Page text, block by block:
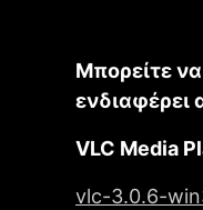
Μπορείτε
VLC Media
vlc-3.0.6-